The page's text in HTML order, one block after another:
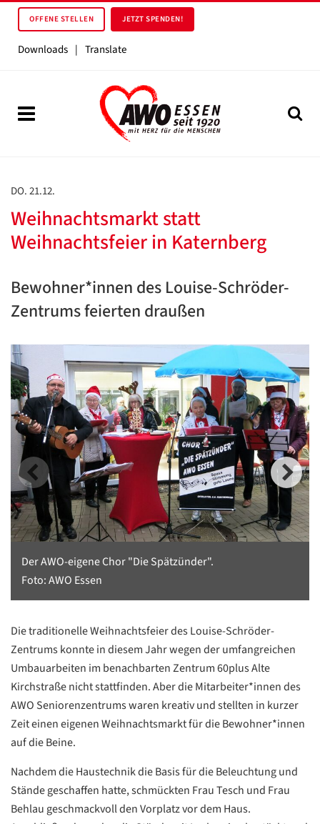
OFFENE STELLEN JETZT SPENDEN!
Downloads | Translate
DO. 21.12.
Weihnachtsmarkt statt
Weihnachtsfeier in Katernberg
Bewohner*innen des Louise-Schröder-
Zentrums feierten draußen
Der AWO-eigene Chor "Die Spätzünder".
Foto: AWO Essen
Die traditionelle Weihnachtsfeier des Louise-Schröder-
Zentrums konnte in diesem Jahr wegen der umfangreichen
Umbauarbeiten im benachbarten Zentrum 60plus Alte
Kirchstraße nicht stattfinden. Aber die Mitarbeiter*innen des
AWO Seniorenzentrums waren kreativ und stellten in kurzer
Zeit einen eigenen Weihnachtsmarkt für die Bewohner*innen
auf die Beine.
Nachdem die Haustechnik die Basis für die Beleuchtung und
Stände geschaffen hatte, schmückten Frau Tesch und Frau
Behlau geschmackvoll den Vorplatz vor dem Haus.